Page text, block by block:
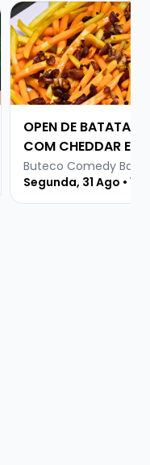
Veja mais sobre OPEN
OPEN DE BATATA FRITA
COM CHEDDAR E
+ SHOW DE
COM GUTO LIMA
Segunda, 31 Ago • 19